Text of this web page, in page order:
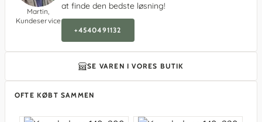
Martin,
Kundeservice
at finde den bedste løsning!
+4540491132
SE VAREN I VORES BUTIK
OFTE KØBT SAMMEN